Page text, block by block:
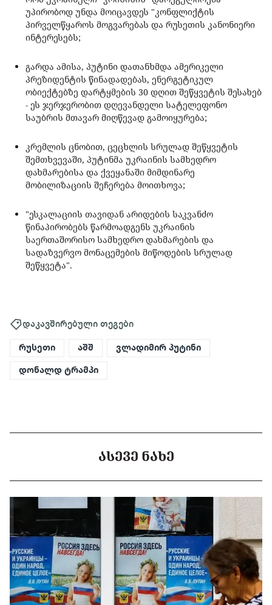
უპირობოდ უნდა მოიცავდეს "კონფლიქტის
პირველწყაროს მოგვარებას და რუსეთის კანონიერი
ინტერესებს;
გარდა ამისა, პუტინი დათანხმდა ამერიკელი
პრეზიდენტის წინადადებას, ენერგეტიკულ
ობიექტებზე დარტყმების 30 დღით შეწყვეტის შესახებ
- ეს ჯერჯერობით დღევანდელი სატელეფონო
საუბრის მთავარ მიღწევად გამოიყურება;
კრემლის ცნობით, ცეცხლის სრულად შეწყვეტის
შემთხვევაში, პუტინმა უკრაინის სამხედრო
დახმარებისა და ქვეყანაში მიმდინარე
მობილიზაციის შეჩერება მოითხოვა;
"ესკალაციის თავიდან არიდების საკვანძო
წინაპირობებს წარმოადგენს უკრაინის
საერთაშორისო სამხედრო დახმარების და
სადაზვერვო მონაცემების მიწოდების სრულად
შეწყვეტა".
დაკავშირებული თეგები
რუსეთი აშშ ვლადიმირ პუტინი
დონალდ ტრამპი
ᲐᲡᲔᲕᲔ ᲜᲐᲮᲔ